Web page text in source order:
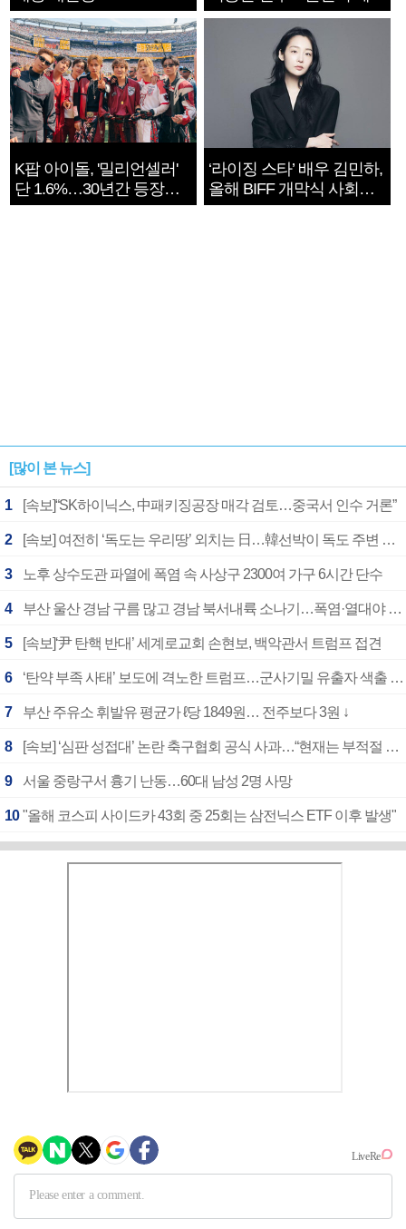
지는 ‘전쟁 속죄’
K팝 아이돌, '밀리언셀러'
단 1.6%…30년간 등장
1182개팀 전수조사
‘라이징 스타’ 배우 김민하,
올해 BIFF 개막식 사회자
확정
[많이 본 뉴스]
1 [속보]“SK하이닉스, 中패키징공장 매각 검토…중국서 인수 거론”
2 [속보] 여전히 ‘독도는 우리땅’ 외치는 日…韓선박이 독도 주변 해양조사 활동하자 반발
3 노후 상수도관 파열에 폭염 속 사상구 2300여 가구 6시간 단수
4 부산 울산 경남 구름 많고 경남 북서내륙 소나기…폭염·열대야 계속
5 [속보]‘尹 탄핵 반대’ 세계로교회 손현보, 백악관서 트럼프 접견
6 ‘탄약 부족 사태’ 보도에 격노한 트럼프…군사기밀 유출자 색출 지시
7 부산 주유소 휘발유 평균가 ℓ당 1849원… 전주보다 3원 ↓
8 [속보] ‘심판 성접대’ 논란 축구협회 공식 사과…“현재는 부적절 행위 없어”
9 서울 중랑구서 흉기 난동…60대 남성 2명 사망
10 "올해 코스피 사이드카 43회 중 25회는 삼전닉스 ETF 이후 발생"